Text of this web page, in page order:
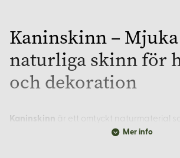
Kaninskinn –
naturliga skinn för
och dekoration
Kaninskinn är ett omtyckt naturmaterial
mjukhet, följsamhet och estetisk variation.
Mer info